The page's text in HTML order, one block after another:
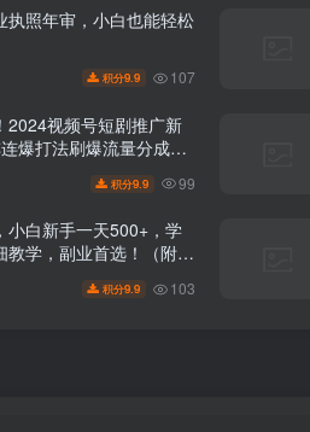
执照年审，小白也能轻松
积分9.9 107
2024视频号短剧推广新
爆打法刷爆流量分成，
积分9.9 99
小白新手一天500+，学
教学，副业首选！（附完
积分9.9 103